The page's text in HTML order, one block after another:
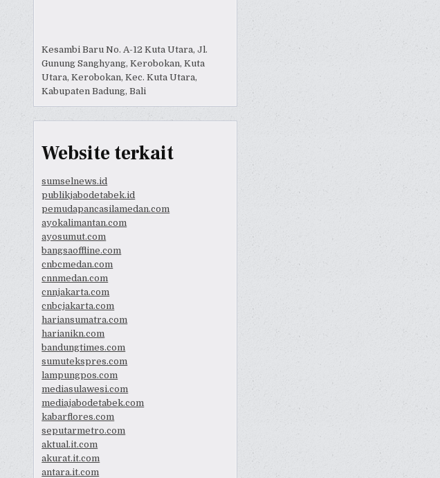
Kesambi Baru No. A-12 Kuta Utara, Jl.
Gunung Sanghyang, Kerobokan, Kuta
Utara, Kerobokan, Kec. Kuta Utara,
Kabupaten Badung, Bali
Website terkait
sumselnews.id
publikjabodetabek.id
pemudapancasilamedan.com
ayokalimantan.com
ayosumut.com
bangsaoffline.com
cnbcmedan.com
cnnmedan.com
cnnjakarta.com
cnbcjakarta.com
hariansumatra.com
harianikn.com
bandungtimes.com
sumutekspres.com
lampungpos.com
mediasulawesi.com
mediajabodetabek.com
kabarflores.com
seputarmetro.com
aktual.it.com
akurat.it.com
antara.it.com